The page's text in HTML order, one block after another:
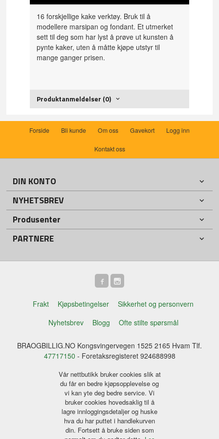
16 forskjellige kake verktøy. Bruk til å
modellere marsipan og fondant. Et utmerket
sett til deg som har lyst å prøve ut kunsten å
pynte kaker, uten å måtte kjøpe utstyr til
mange ganger prisen.
Produktanmeldelser (0)
Forside Bli kunde Om oss Gavekort Logg inn
Kontakt oss
DIN KONTO
NYHETSBREV
Produsenter
PARTNERE
Frakt Kjøpsbetingelser
Sikkerhet og personvern
Nyhetsbrev
Blogg Ofte stilte spørsmål
BRAOGBILLIG.NO Kongsvingervegen 1525 2165 Hvam Tlf.
47717150 - Foretaksregisteret 924688998
Vår nettbutikk bruker cookies slik at
du får en bedre kjøpsopplevelse og
vi kan yte deg bedre service. Vi
bruker cookies hovedsaklig til å
lagre innloggingsdetaljer og huske
hva du har puttet i handlekurven
din. Fortsett å bruke siden som